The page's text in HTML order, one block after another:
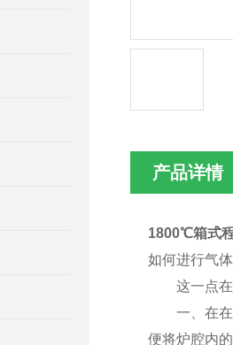
产品详情
1800℃箱式
如何进行气
这一点在箱
一、在在电
便将炉腔内